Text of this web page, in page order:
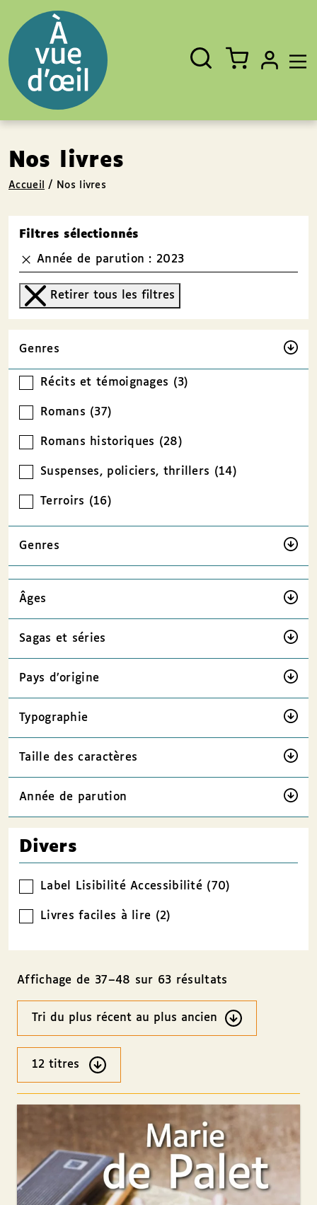
Fermer
Rechercher
un
livre,
un
auteur,
un
EAN
Nos livres
Accueil / Nos livres
Filtres sélectionnés
Année de parution : 2023
Retirer tous les filtres
Genres
Récits et témoignages (3)
Romans (37)
Romans historiques (28)
Suspenses, policiers, thrillers (14)
Terroirs (16)
Genres
Âges
Sagas et séries
Pays d’origine
Typographie
Taille des caractères
Année de parution
Divers
Label Lisibilité Accessibilité (70)
Livres faciles à lire (2)
Affichage de 37–48 sur 63 résultats
Ordre